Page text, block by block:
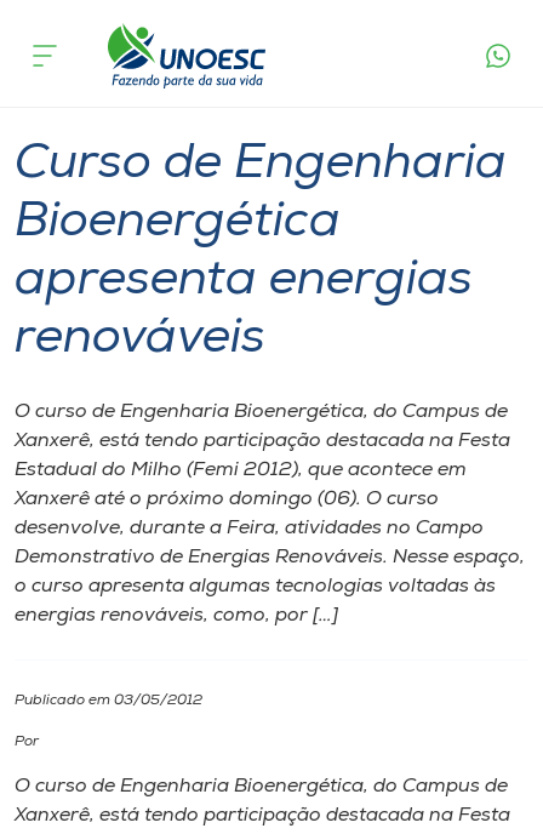
Cursos
Pesquisa
Atendimento ao Estudante
Portal de Ensino
A
Unoesc
Internacionalização
I.nova
Cultura
CPA
acontece
Curso de Engenharia
Bioenergética
apresenta energias
renováveis
O curso de Engenharia Bioenergética, do Campus de
Xanxerê, está tendo participação destacada na Festa
Estadual do Milho (Femi 2012), que acontece em
Xanxerê até o próximo domingo (06). O curso
desenvolve, durante a Feira, atividades no Campo
Demonstrativo de Energias Renováveis. Nesse espaço,
o curso apresenta algumas tecnologias voltadas às
energias renováveis, como, por […]
Publicado em 03/05/2012
Por
O curso de Engenharia Bioenergética, do Campus de
Xanxerê, está tendo participação destacada na Festa